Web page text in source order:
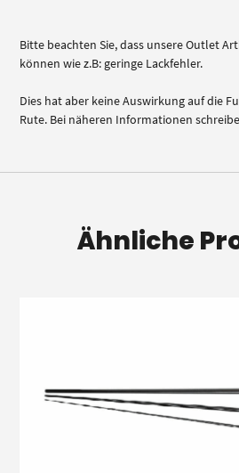
Bitte beachten Sie, dass unsere Outlet
können wie z.B: geringe Lackfehler.
Dies hat aber keine Auswirkung auf die
Rute. Bei näheren Informationen
Ähnliche